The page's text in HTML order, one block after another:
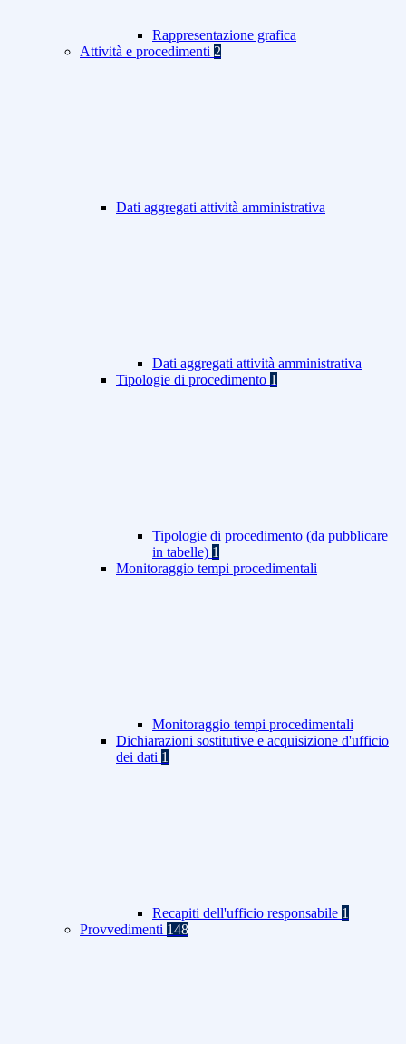
Rappresentazione grafica
Attività e procedimenti 2
Dati aggregati attività amministrativa
Dati aggregati attività amministrativa
Tipologie di procedimento 1
Tipologie di procedimento (da pubblicare
in tabelle) 1
Monitoraggio tempi procedimentali
Monitoraggio tempi procedimentali
Dichiarazioni sostitutive e acquisizione d'ufficio
dei dati 1
Recapiti dell'ufficio responsabile 1
Provvedimenti 148